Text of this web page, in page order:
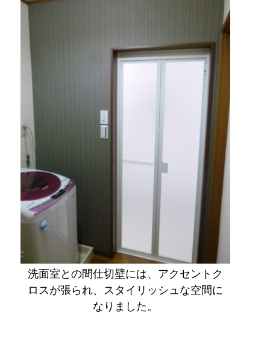
洗面室との間仕切壁には、アクセントク
ロスが張られ、スタイリッシュな空間に
なりました。